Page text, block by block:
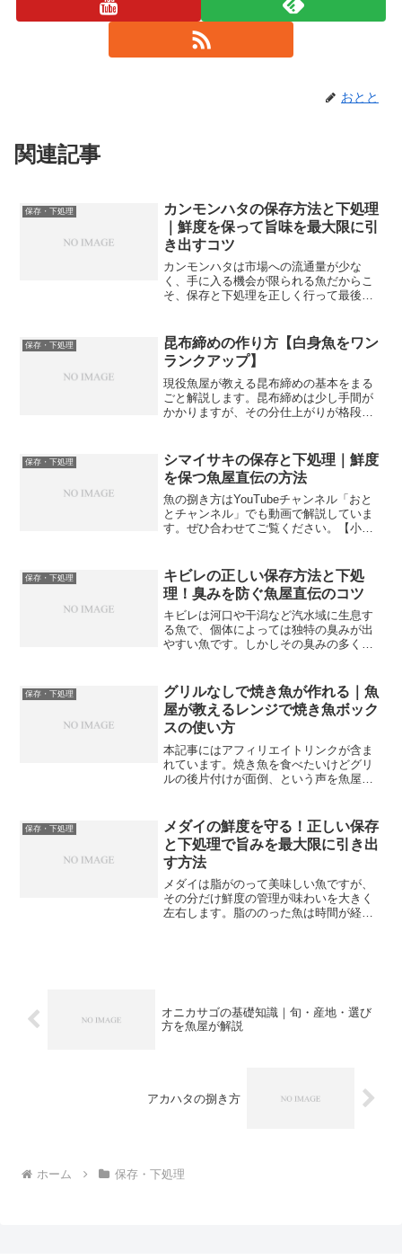
おとと
関連記事
保存・下処理
カンモンハタの保存方法と下処理
｜鮮度を保って旨味を最大限に引
き出すコツ
カンモンハタは市場への流通量が少な
く、手に入る機会が限られる魚だからこ
そ、保存と下処理を正しく行って最後ま
方によって品質が大きく変わります。う
ちの魚屋でもハタ科の魚が入...
保存・下処理
昆布締めの作り方【白身魚をワン
ランクアップ】
現役魚屋が教える昆布締めの基本をまる
ごと解説します。昆布締めは少し手間が
かかりますが、その分仕上がりが格段に
布締めとは？昆布締めとは、魚の切り身
を昆布で挟んで冷蔵庫で寝...
保存・下処理
シマイサキの保存と下処理｜鮮度
を保つ魚屋直伝の方法
魚の捌き方はYouTubeチャンネル「おと
とチャンネル」でも動画で解説していま
す。ぜひ合わせてご覧ください。【小型
が小さいぶん、鮮度の落ちるスピードが
早い傾向があります...
保存・下処理
キビレの正しい保存方法と下処
理！臭みを防ぐ魚屋直伝のコツ
キビレは河口や干潟など汽水域に生息す
る魚で、個体によっては独特の臭みが出
やすい魚です。しかしその臭みの多くは
ていれば、キビレの臭みはしっかり抑え
られます。今回は魚屋の現...
保存・下処理
グリルなしで焼き魚が作れる｜魚
屋が教えるレンジで焼き魚ボック
スの使い方
本記事にはアフィリエイトリンクが含ま
れています。焼き魚を食べたいけどグリ
ルの後片付けが面倒、という声を魚屋の
方は意外と多い。そんな悩みを一気に解
決してくれるのが旭化成の...
保存・下処理
メダイの鮮度を守る！正しい保存
と下処理で旨みを最大限に引き出
す方法
メダイは脂がのって美味しい魚ですが、
その分だけ鮮度の管理が味わいを大きく
左右します。脂ののった魚は時間が経つ
オニカサゴの基礎知識｜旬・産地・選び
方を魚屋が解説
アカハタの捌き方
ホーム 保存・下処理